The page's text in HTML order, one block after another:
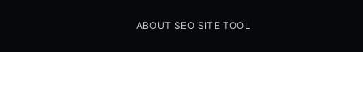
Seo Sites Tool
ABOUT SEO SITE TOOL